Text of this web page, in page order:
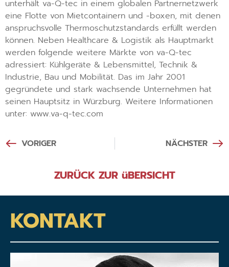
unterhält va-Q-tec in einem globalen Partnernetzwerk
eine Flotte von Mietcontainern und -boxen, mit denen
anspruchsvolle Thermoschutzstandards erfüllt werden
können. Neben Healthcare & Logistik als Hauptmarkt
werden folgende weitere Märkte von va-Q-tec
adressiert: Kühlgeräte & Lebensmittel, Technik &
Industrie, Bau und Mobilität. Das im Jahr 2001
gegründete und stark wachsende Unternehmen hat
seinen Hauptsitz in Würzburg. Weitere Informationen
unter: www.va-q-tec.com
VORIGER NÄCHSTER
ZURÜCK ZUR üBERSICHT
KONTAKT